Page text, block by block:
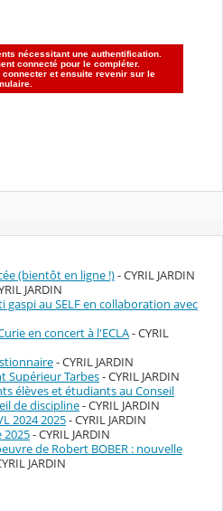
(bientôt en ligne !)- CYRIL JARDIN
JARDIN
gaspi au SELF en collaboration avec
en concert à l'ECLA- CYRIL
- CYRIL JARDIN
Supérieur Tarbes- CYRIL JARDIN
élèves et étudiants au Conseil
de discipline- CYRIL JARDIN
2024 2025- CYRIL JARDIN
2025- CYRIL JARDIN
de Robert BOBER : nouvelle
JARDIN